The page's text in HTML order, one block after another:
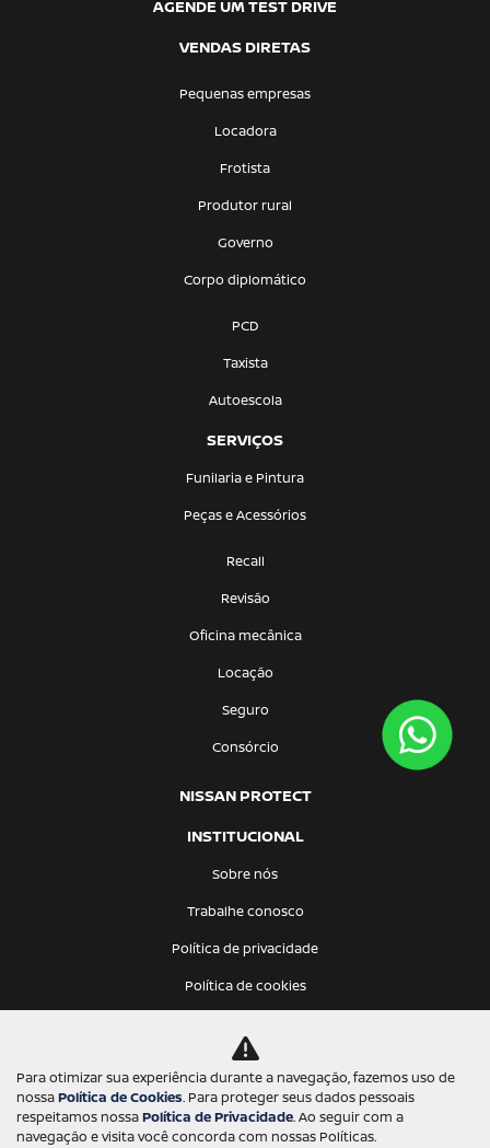
AGENDE UM TEST DRIVE
VENDAS DIRETAS
Pequenas empresas
Locadora
Frotista
Produtor rural
Governo
Corpo diplomático
PCD
Taxista
Autoescola
SERVIÇOS
Funilaria e Pintura
Peças e Acessórios
Recall
Revisão
Oficina mecânica
Locação
Seguro
Consórcio
NISSAN PROTECT
INSTITUCIONAL
Sobre nós
Trabalhe conosco
Política de privacidade
Política de cookies
CONTATO
Desacelere. Seu bem maior é a vida.
Para otimizar sua experiência durante a navegação, fazemos uso de
nossaPolítica de Cookies. Para proteger seus dados pessoais
respeitamos nossaPolítica de Privacidade. Ao seguir com a
navegação e visita você concorda com nossas Políticas.